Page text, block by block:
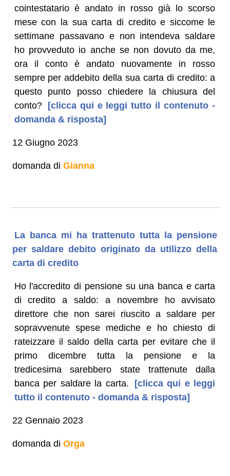
cointestatario è andato in rosso già lo scorso
mese con la sua carta di credito e siccome le
settimane passavano e non intendeva saldare
ho provveduto io anche se non dovuto da me,
ora il conto è andato nuovamente in rosso
sempre per addebito della sua carta di credito: a
questo punto posso chiedere la chiusura del
conto?
[clicca qui e leggi tutto il contenuto -
domanda & risposta]
12 Giugno 2023
domanda di Gianna
La banca mi ha trattenuto tutta la pensione
per saldare debito originato da utilizzo della
carta di credito
Ho l'accredito di pensione su una banca e carta
di credito a saldo: a novembre ho avvisato
direttore che non sarei riuscito a saldare per
sopravvenute spese mediche e ho chiesto di
rateizzare il saldo della carta per evitare che il
primo dicembre tutta la pensione e la
tredicesima sarebbero state trattenute dalla
banca per saldare la carta.
[clicca qui e leggi
tutto il contenuto - domanda & risposta]
22 Gennaio 2023
domanda di Orga